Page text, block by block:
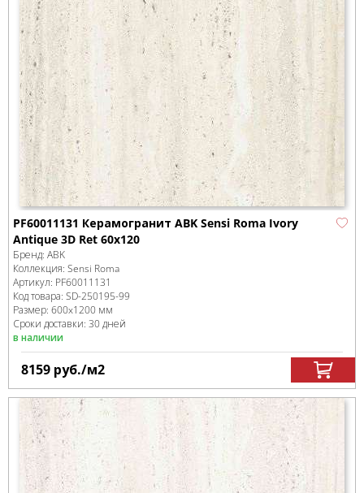
PF60011131 Керамогранит ABK Sensi Roma Ivory
Antique 3D Ret 60x120
Бренд: ABK
Коллекция: Sensi Roma
Артикул: PF60011131
Код товара: SD-250195-99
Размер: 600x1200 мм
Сроки доставки: 30 дней
в наличии
8159 руб./м2